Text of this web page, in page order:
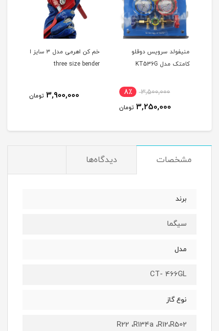
منیفولد سرویس دوقلو
کامتک مدل KT536G
3,500,000 8٪
3,250,000 تومان
خم کن اهرمی مدل ۳ سایز ا
three size bender
3,900,000 تومان
مشخصات دیدگاه‌ها
برند
سیگما
مدل
CT- 466GL
نوع گاز
R22 ،R134a ،R12،R502